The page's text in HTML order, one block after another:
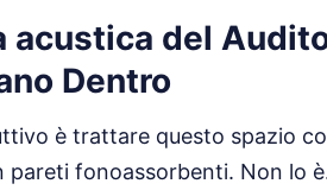
acustica del
Dentro
è trattare questo spazio
fonoassorbenti. Non lo